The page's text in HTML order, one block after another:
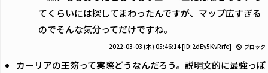
てくらいには探してまわったんですが、マップ広すぎる
のでそんな気分ってだけですね。
2022-03-03 (木) 05:46:14[ID:2dEy5KvRrfc] ブロック
カーリアの王笏って実際どうなんだろう。説明文的に最強っぽ